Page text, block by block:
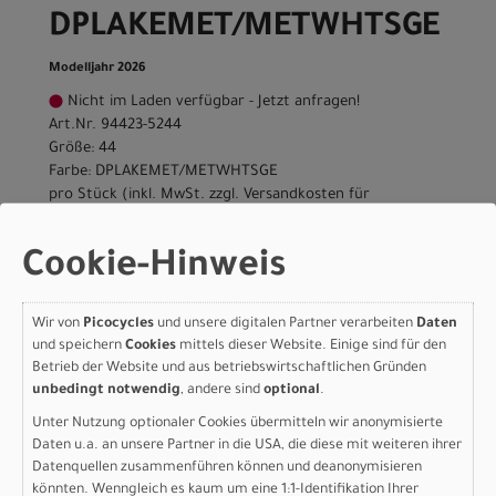
DPLAKEMET/METWHTSGE
Modelljahr 2026
Nicht im Laden verfügbar - Jetzt anfragen!
Art.Nr. 94423-5244
Größe: 44
Farbe: DPLAKEMET/METWHTSGE
pro Stück (inkl. MwSt. zzgl. Versandkosten für
Specialized ROUBAIX
COMP 49
DPLAKEMET/METWHTSGE
Modelljahr 2026
Nicht im Laden verfügbar - Jetzt anfragen!
Art.Nr. 94423-5249
Cookie-Hinweis
Wir von Picocycles und unsere digitalen Partner verarbeiten Daten
und speichern Cookies mittels dieser Website. Einige sind für den
Betrieb der Website und aus betriebswirtschaftlichen Gründen
unbedingt notwendig, andere sind optional.
Unter Nutzung optionaler Cookies übermitteln wir anonymisierte
Daten u.a. an unsere Partner in die USA, die diese mit weiteren ihrer
Datenquellen zusammenführen können und deanonymisieren
könnten. Wenngleich es kaum um eine 1:1-Identifikation Ihrer